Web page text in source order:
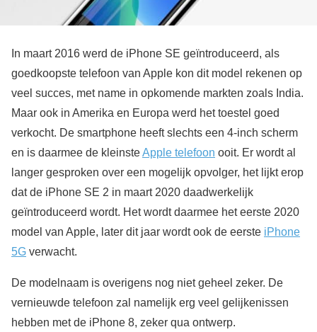
In maart 2016 werd de iPhone SE geïntroduceerd, als
goedkoopste telefoon van Apple kon dit model rekenen op
veel succes, met name in opkomende markten zoals India.
Maar ook in Amerika en Europa werd het toestel goed
verkocht. De smartphone heeft slechts een 4-inch scherm
en is daarmee de kleinsteApple telefoon ooit. Er wordt al
langer gesproken over een mogelijk opvolger, het lijkt erop
dat de iPhone SE 2 in maart 2020 daadwerkelijk
geïntroduceerd wordt. Het wordt daarmee het eerste 2020
model van Apple, later dit jaar wordt ook de eerste iPhone
5G verwacht.
De modelnaam is overigens nog niet geheel zeker. De
vernieuwde telefoon zal namelijk erg veel gelijkenissen
hebben met de iPhone 8, zeker qua ontwerp.